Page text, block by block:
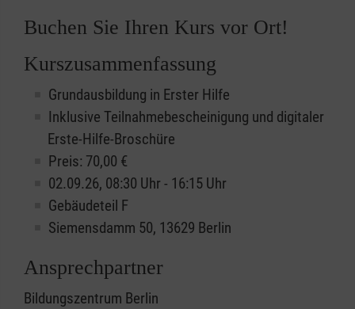
Buchen Sie Ihren Kurs vor Ort!
Kurszusammenfassung
Grundausbildung in Erster Hilfe
Inklusive Teilnahmebescheinigung und digitaler
Erste-Hilfe-Broschüre
Preis: 70,00 €
02.09.26, 08:30 Uhr - 16:15 Uhr
Gebäudeteil F
Siemensdamm 50, 13629 Berlin
Ansprechpartner
Bildungszentrum Berlin